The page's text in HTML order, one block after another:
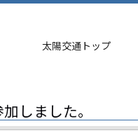
太陽交通トップ
しました。